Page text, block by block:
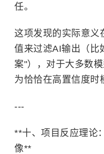
任。
这项发现的实际意义
值来过滤AI输出（比
案"），对于大多数
为恰恰在高置信度时
---
**十、项目反应理论
像**